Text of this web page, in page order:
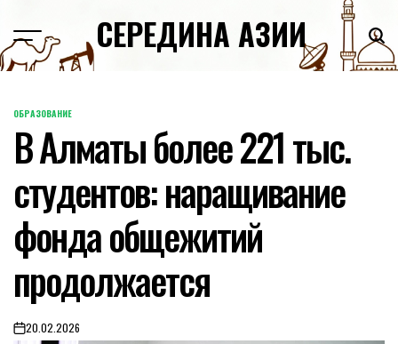
content
СЕРЕДИНА АЗИИ
POSTED
IN
ОБРАЗОВАНИЕ
В Алматы более 221 тыс.
студентов: наращивание
фонда общежитий
продолжается
on20.02.2026